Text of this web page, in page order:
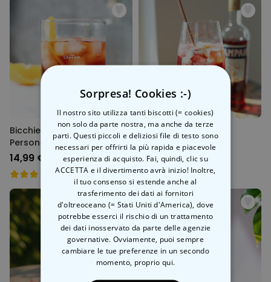
Bicchiere Negroni
Personalizzato
14,99 €
Bicchiere Campari
Personalizzato
16,99 €
Sorpresa! Cookies :-)
Il nostro sito utilizza tanti biscotti (= cookies)
non solo da parte nostra, ma anche da terze
parti. Questi piccoli e deliziosi file di testo sono
necessari per offrirti la più rapida e piacevole
esperienza di acquisto. Fai, quindi, clic su
ACCETTA e il divertimento avrà inizio! Inoltre,
il tuo consenso si estende anche al
trasferimento dei dati ai fornitori
d'oltreoceano (= Stati Uniti d'America), dove
potrebbe esserci il rischio di un trattamento
dei dati inosservato da parte delle agenzie
governative. Ovviamente, puoi sempre
cambiare le tue preferenze in un secondo
momento, proprio qui.